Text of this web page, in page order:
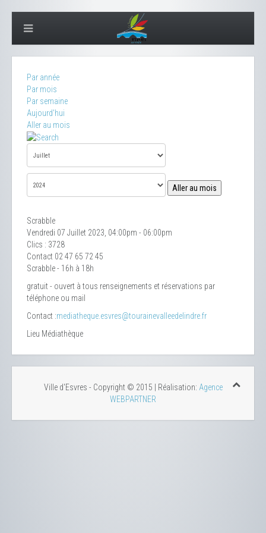
Par année
Par mois
Par semaine
Aujourd'hui
Aller au mois
Aller au mois
Scrabble
Vendredi 07 Juillet 2023, 04:00pm - 06:00pm
Clics : 3728
Contact 02 47 65 72 45
Scrabble - 16h à 18h
gratuit - ouvert à tous renseignements et réservations par
téléphone ou mail
Contact :mediatheque.esvres@tourainevalleedelindre.fr
Lieu Médiathèque
Ville d'Esvres - Copyright © 2015 | Réalisation: Agence
WEBPARTNER